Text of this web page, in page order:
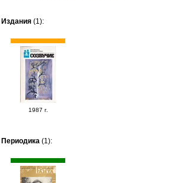
Издания (1):
1987 г.
Периодика (1):